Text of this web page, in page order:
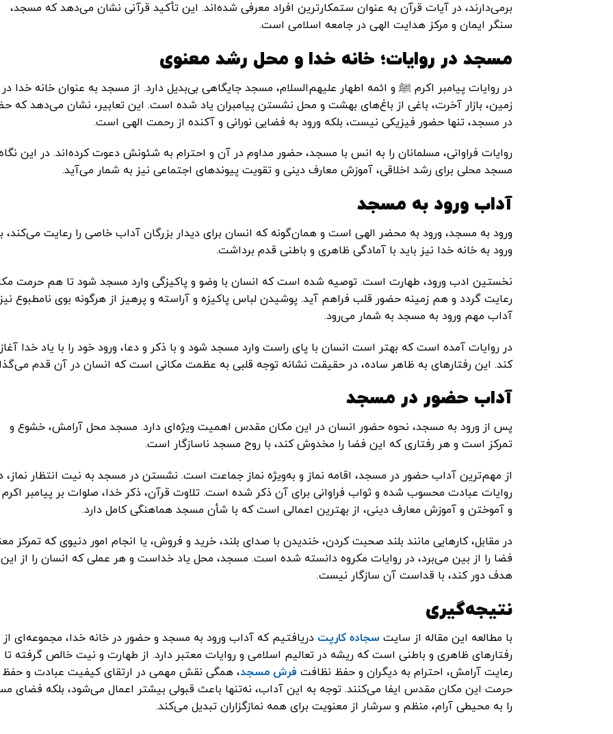
برمی‌دارند، در آیات قرآن به عنوان ستمکارترین افراد معرفی شده‌اند. این تأکید قرآنی نشان می‌دهد که مسجد،
سنگر ایمان و مرکز هدایت الهی در جامعه اسلامی است.
مسجد در روایات؛ خانه خدا و محل رشد معنوی
در روایات پیامبر اکرم ﷺ و ائمه اطهار علیهم‌السلام، مسجد جایگاهی بی‌بدیل دارد. از مسجد به عنوان خانه خدا در
زمین، بازار آخرت، باغی از باغ‌های بهشت و محل نشستن پیامبران یاد شده است. این تعابیر، نشان می‌دهد که
در مسجد، تنها حضور فیزیکی نیست، بلکه ورود به فضایی نورانی و آکنده از رحمت الهی است.
روایات فراوانی، مسلمانان را به انس با مسجد، حضور مداوم در آن و احترام به شئونش دعوت کرده‌اند. در این
مسجد محلی برای رشد اخلاقی، آموزش معارف دینی و تقویت پیوندهای اجتماعی نیز به شمار می‌آید.
آداب ورود به مسجد
ورود به مسجد، ورود به محضر الهی است و همان‌گونه که انسان برای دیدار بزرگان آداب خاصی را رعایت می‌کند،
ورود به خانه خدا نیز باید با آمادگی ظاهری و باطنی قدم برداشت.
نخستین ادب ورود، طهارت است. توصیه شده است که انسان با وضو و پاکیزگی وارد مسجد شود تا هم حرمت
رعایت گردد و هم زمینه حضور قلب فراهم آید. پوشیدن لباس پاکیزه و آراسته و پرهیز از هرگونه بوی نامطبوع
آداب مهم ورود به مسجد به شمار می‌رود.
در روایات آمده است که بهتر است انسان با پای راست وارد مسجد شود و با ذکر و دعا، ورود خود را با یاد خدا آغاز
کند. این رفتارهای به ظاهر ساده، در حقیقت نشانه توجه قلبی به عظمت مکانی است که انسان در آن قدم
آداب حضور در مسجد
پس از ورود به مسجد، نحوه حضور انسان در این مکان مقدس اهمیت ویژه‌ای دارد. مسجد محل آرامش، خشوع و
تمرکز است و هر رفتاری که این فضا را مخدوش کند، با روح مسجد ناسازگار است.
از مهم‌ترین آداب حضور در مسجد، اقامه نماز و به‌ویژه نماز جماعت است. نشستن در مسجد به نیت انتظار نماز،
روایات عبادت محسوب شده و ثواب فراوانی برای آن ذکر شده است. تلاوت قرآن، ذکر خدا، صلوات بر پیامبر
و آموختن و آموزش معارف دینی، از بهترین اعمالی است که با شأن مسجد هماهنگی کامل دارد.
در مقابل، کارهایی مانند بلند صحبت کردن، خندیدن با صدای بلند، خرید و فروش، یا انجام امور دنیوی که تمرکز
فضا را از بین می‌برد، در روایات مکروه دانسته شده است. مسجد، محل یاد خداست و هر عملی که انسان را از این
هدف دور کند، با قداست آن سازگار نیست.
نتیجه‌گیری
با مطالعه این مقاله از سایت سجاده کارپت دریافتیم که آداب ورود به مسجد و حضور در خانه خدا، مجموعه‌ای از
رفتارهای ظاهری و باطنی است که ریشه در تعالیم اسلامی و روایات معتبر دارد. از طهارت و نیت خالص گرفته تا
رعایت آرامش، احترام به دیگران و حفظ نظافت فرش مسجد، همگی نقش مهمی در ارتقای کیفیت عبادت و حفظ
حرمت این مکان مقدس ایفا می‌کنند. توجه به این آداب، نه‌تنها باعث قبولی بیشتر اعمال می‌شود، بلکه فضای
را به محیطی آرام، منظم و سرشار از معنویت برای همه نمازگزاران تبدیل می‌کند.